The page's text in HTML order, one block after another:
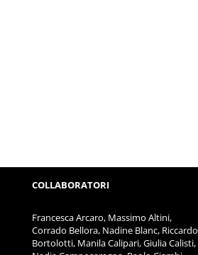
COLLABORATORI
Francesca Arcaro, Massimo Altini,
Corrado Bellora, Nadine Blanc, Riccardo
Bortolotti, Manila Calipari, Giulia Calisti,